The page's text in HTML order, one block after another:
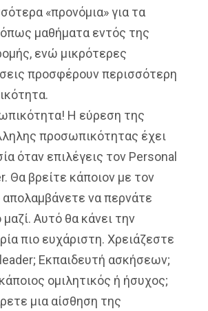
«προνόμια» για τα
μαθήματα εντός της
ενώ μικρότερες
προσφέρουν περισσότερη
Η εύρεση της
προσωπικότητας έχει
όταν επιλέγεις τον Personal
Θα βρείτε κάποιον με τον
απολαμβάνετε να περνάτε
Αυτό θα κάνει την
πιο ευχάριστη. Χρειάζεστε
Εκπαιδευτή ασκήσεων;
ομιλητικός ή ήσυχος;
μια αίσθηση της